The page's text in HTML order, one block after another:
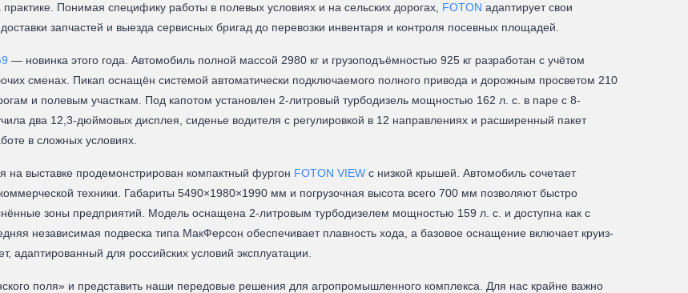
Понимая специфику работы в полевых условиях и на сельских дорогах, FOTON адаптирует свои
запчастей и выезда сервисных бригад до перевозки инвентаря и контроля посевных площадей.
— новинка этого года. Автомобиль полной массой 2980 кг и грузоподъёмностью 925 кг разработан с учётом
сменах. Пикап оснащён системой автоматически подключаемого полного привода и дорожным просветом 210
и полевым участкам. Под капотом установлен 2-литровый турбодизель мощностью 162 л. с. в паре с 8-
два 12,3-дюймовых дисплея, сиденье водителя с регулировкой в 12 направлениях и расширенный пакет
в сложных условиях.
на выставке продемонстрирован компактный фургон FOTON VIEW с низкой крышей. Автомобиль сочетает
техники. Габариты 5490×1980×1990 мм и погрузочная высота всего 700 мм позволяют быстро
зоны предприятий. Модель оснащена 2-литровым турбодизелем мощностью 159 л. с. и доступна как с
независимая подвеска типа МакФерсон обеспечивает плавность хода, а базовое оснащение включает круиз-
адаптированный для российских условий эксплуатации.
поля» и представить наши передовые решения для агропромышленного комплекса. Для нас крайне важно